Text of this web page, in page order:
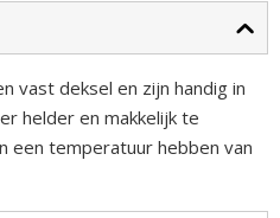
vast deksel en zijn handig in
helder en makkelijk te
een temperatuur hebben van